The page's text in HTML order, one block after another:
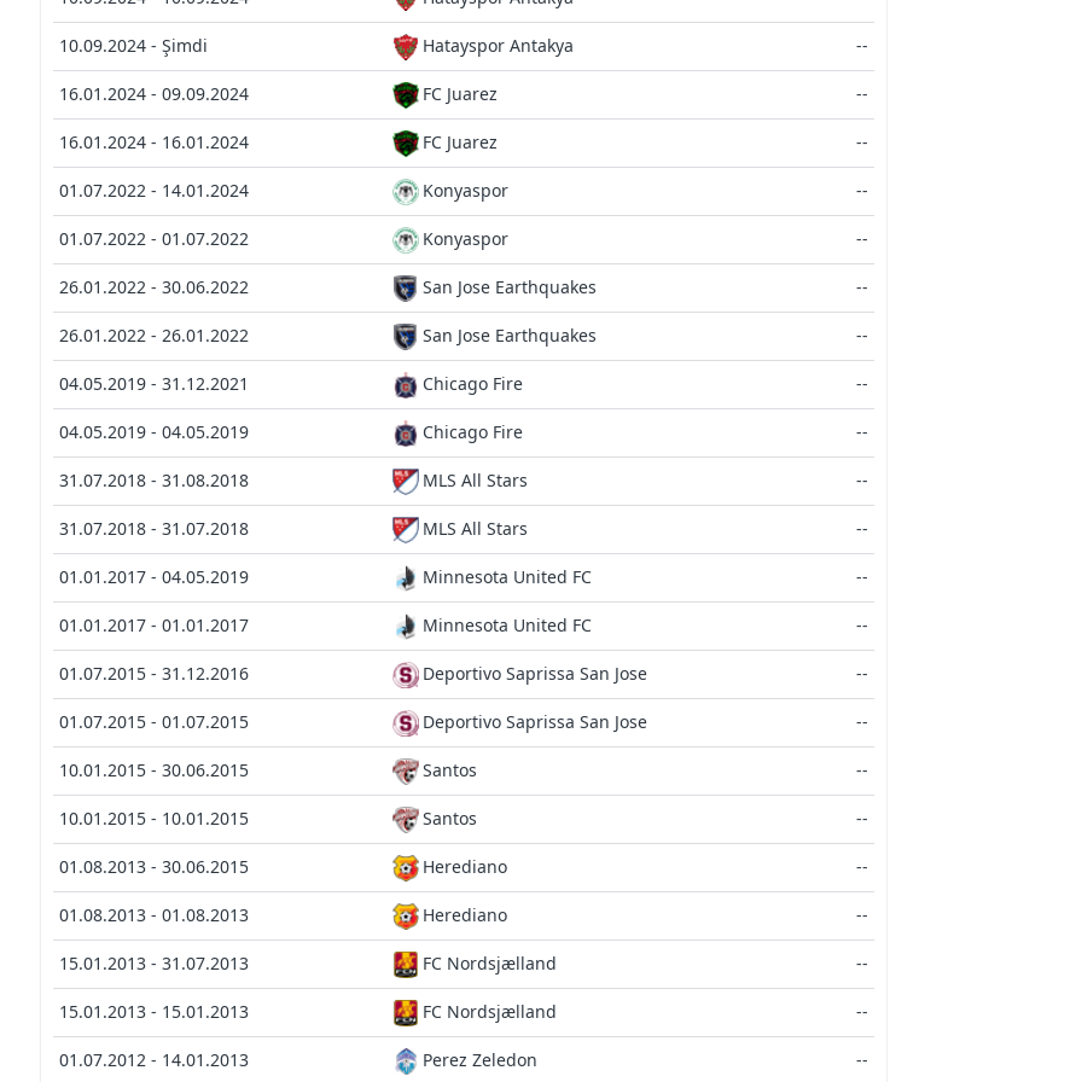
10.09.2024 - Şimdi Hatayspor Antakya --
16.01.2024 - 09.09.2024 FC Juarez --
16.01.2024 - 16.01.2024 FC Juarez --
01.07.2022 - 14.01.2024 Konyaspor --
01.07.2022 - 01.07.2022 Konyaspor --
26.01.2022 - 30.06.2022 San Jose Earthquakes --
26.01.2022 - 26.01.2022 San Jose Earthquakes --
04.05.2019 - 31.12.2021 Chicago Fire --
04.05.2019 - 04.05.2019 Chicago Fire --
31.07.2018 - 31.08.2018 MLS All Stars --
31.07.2018 - 31.07.2018 MLS All Stars --
01.01.2017 - 04.05.2019 Minnesota United FC --
01.01.2017 - 01.01.2017 Minnesota United FC --
01.07.2015 - 31.12.2016 Deportivo Saprissa San Jose --
01.07.2015 - 01.07.2015 Deportivo Saprissa San Jose --
10.01.2015 - 30.06.2015 Santos --
10.01.2015 - 10.01.2015 Santos --
01.08.2013 - 30.06.2015 Herediano --
01.08.2013 - 01.08.2013 Herediano --
15.01.2013 - 31.07.2013 FC Nordsjælland --
15.01.2013 - 15.01.2013 FC Nordsjælland --
01.07.2012 - 14.01.2013 Perez Zeledon --